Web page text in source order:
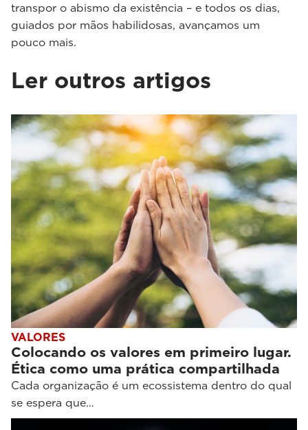
transpor o abismo da existência – e todos os dias,
guiados por mãos habilidosas, avançamos um
pouco mais.
Ler outros artigos
VALORES
Colocando os valores em primeiro lugar.
Ética como uma prática compartilhada
Cada organização é um ecossistema dentro do qual
se espera que…